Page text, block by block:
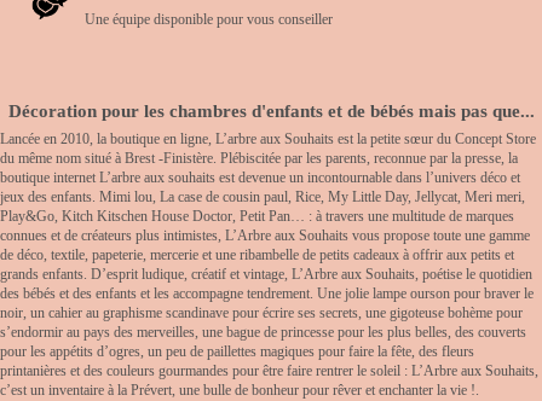
Une équipe disponible pour vous conseiller
Décoration pour les chambres d'enfants et de bébés mais pas que...
Lancée en 2010, la boutique en ligne, L’arbre aux Souhaits est la petite sœur du Concept Store
du même nom situé à Brest -Finistère. Plébiscitée par les parents, reconnue par la presse, la
boutique internet L’arbre aux souhaits est devenue un incontournable dans l’univers déco et
jeux des enfants. Mimi lou, La case de cousin paul, Rice, My Little Day, Jellycat, Meri meri,
Play&Go, Kitch Kitschen House Doctor, Petit Pan… : à travers une multitude de marques
connues et de créateurs plus intimistes, L’Arbre aux Souhaits vous propose toute une gamme
de déco, textile, papeterie, mercerie et une ribambelle de petits cadeaux à offrir aux petits et
grands enfants. D’esprit ludique, créatif et vintage, L’Arbre aux Souhaits, poétise le quotidien
des bébés et des enfants et les accompagne tendrement. Une jolie lampe ourson pour braver le
noir, un cahier au graphisme scandinave pour écrire ses secrets, une gigoteuse bohème pour
s’endormir au pays des merveilles, une bague de princesse pour les plus belles, des couverts
pour les appétits d’ogres, un peu de paillettes magiques pour faire la fête, des fleurs
printanières et des couleurs gourmandes pour être faire rentrer le soleil : L’Arbre aux Souhaits,
c’est un inventaire à la Prévert, une bulle de bonheur pour rêver et enchanter la vie !.